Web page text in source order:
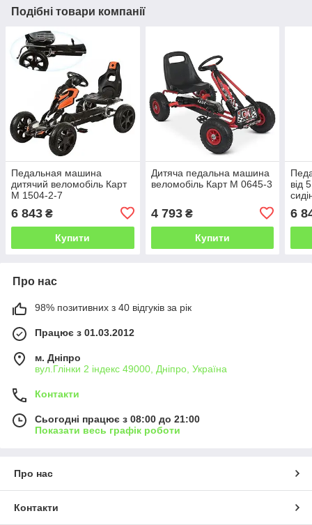
Подібні товари компанії
Педальная машина
дитячий веломобіль Карт
M 1504-2-7
6 843 ₴
Купити
Дитяча педальна машина
веломобіль Карт M 0645-3
4 793₴
Купити
від
6
Про нас
98% позитивних з 40 відгуків за рік
Працює з 01.03.2012
м. Дніпро
вул.Глінки 2 індекс 49000, Дніпро, Україна
Контакти
Сьогодні працює з 08:00 до 21:00
Показати весь графік роботи
Про нас
Контакти